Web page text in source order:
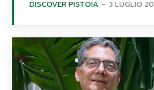
DISCOVER PISTOIA - 3 LUGLIO